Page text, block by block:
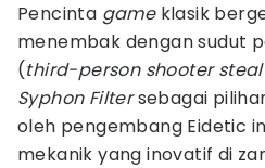
Pencinta gameklasik
menembak dengan sudut
(third-person shooter
Syphon Filtersebagai
oleh pengembang Eidetic
mekanik yang inovatif di